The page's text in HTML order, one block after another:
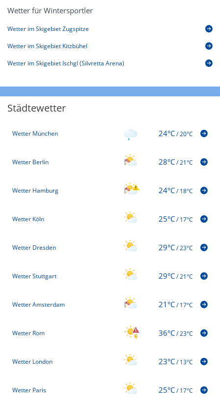
Wetter für Wintersportler
Wetter im Skigebiet Zugspitze
Wetter im Skigebiet Kitzbühel
Wetter im Skigebiet Ischgl (Silvretta Arena)
Städtewetter
Wetter München 24°C/20°C
Wetter Berlin 28°C/21°C
Wetter Hamburg 24°C/18°C
Wetter Köln 25°C/17°C
Wetter Dresden 29°C/23°C
Wetter Stuttgart 29°C/21°C
Wetter Amsterdam 21°C/17°C
Wetter Rom 36°C/23°C
Wetter London 23°C/13°C
Wetter Paris 25°C/17°C